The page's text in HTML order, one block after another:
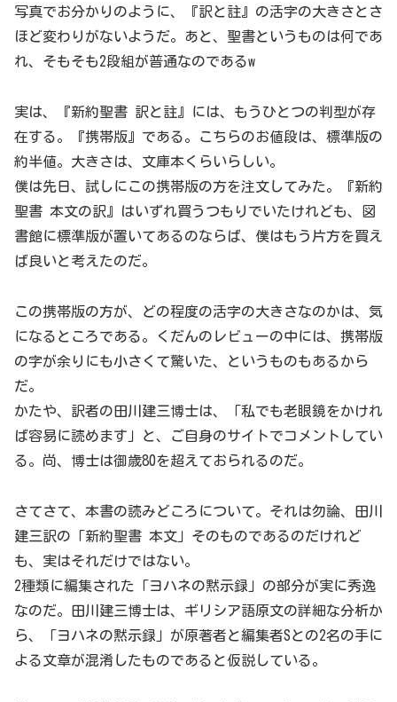
写真でお分かりのように、『訳と註』の活字の大きさとさ
ほど変わりがないようだ。あと、聖書というものは何であ
れ、そもそも2段組が普通なのであるw
実は、『新約聖書 訳と註』には、もうひとつの判型が存
在する。『携帯版』である。こちらのお値段は、標準版の
約半値。大きさは、文庫本くらいらしい。
僕は先日、試しにこの携帯版の方を注文してみた。『新約
聖書 本文の訳』はいずれ買うつもりでいたけれども、図
書館に標準版が置いてあるのならば、僕はもう片方を買え
ば良いと考えたのだ。
この携帯版の方が、どの程度の活字の大きさなのかは、気
になるところである。くだんのレビューの中には、携帯版
の字が余りにも小さくて驚いた、というものもあるから
だ。
かたや、訳者の田川建三博士は、「私でも老眼鏡をかけれ
ば容易に読めます」と、ご自身のサイトでコメントしてい
る。尚、博士は御歳80を超えておられるのだ。
さてさて、本書の読みどころについて。それは勿論、田川
建三訳の「新約聖書 本文」そのものであるのだけれど
も、実はそれだけではない。
2種類に編集された「ヨハネの黙示録」の部分が実に秀逸
なのだ。田川建三博士は、ギリシア語原文の詳細な分析か
ら、「ヨハネの黙示録」が原著者と編集者Sとの2名の手に
よる文章が混淆したものであると仮説している。